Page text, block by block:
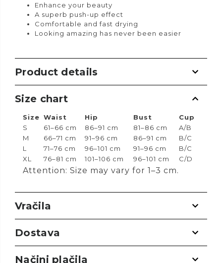
Enhance your beauty
A superb push-up effect
Comfortable and fast drying
Looking amazing has never been easier
Product details
Size chart
Size Waist Hip Bust
Cup
S
61–66 cm 86–91 cm 81–86 cm
A/B
M
66–71 cm 91–96 cm 86–91 cm
B/C
L
71–76 cm 96–101 cm 91–96 cm
B/C
XL
76–81 cm 101–106 cm 96–101 cm C/D
Attention: Size may vary for 1–3 cm.
Vračila
Dostava
Načini plačila